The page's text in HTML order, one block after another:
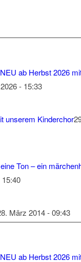
ab Herbst 2026
- 15:33
unserem Kinderchor
Ton – ein
März 2014 - 09:43
ab Herbst 2026